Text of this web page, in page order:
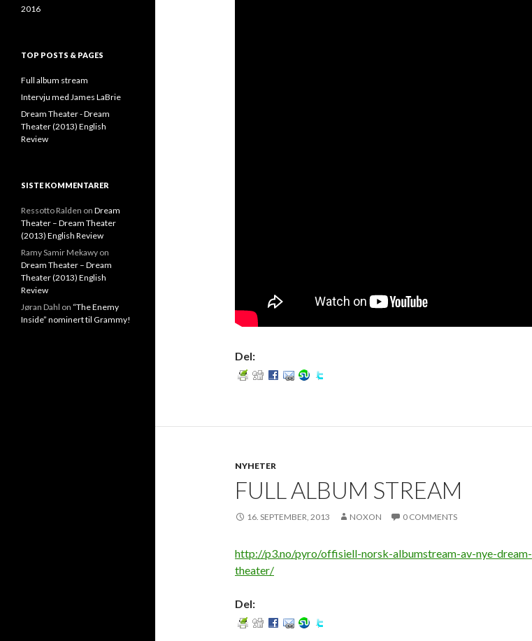
Del:
NYHETER
FULL ALBUM STREAM
16. SEPTEMBER, 2013 NOXON 0 COMMENTS
http://p3.no/pyro/offisiell-norsk-albumstream-av-nye-dream-
theater/
Del:
2016
TOP POSTS & PAGES
Full album stream
Intervju med James LaBrie
Dream Theater - Dream
Theater (2013) English
Review
SISTE KOMMENTARER
Ressotto Ralden on Dream
Theater – Dream Theater
(2013) English Review
Ramy Samir Mekawy on
Dream Theater – Dream
Theater (2013) English
Review
Jøran Dahl on “The Enemy
Inside” nominert til Grammy!